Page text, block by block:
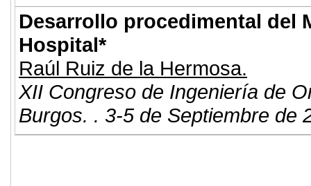
Desarrollo procedimental del
Hospital*
Raúl Ruiz de la Hermosa.
XII Congreso de Ingeniería de
Burgos. . 3-5 de Septiembre de